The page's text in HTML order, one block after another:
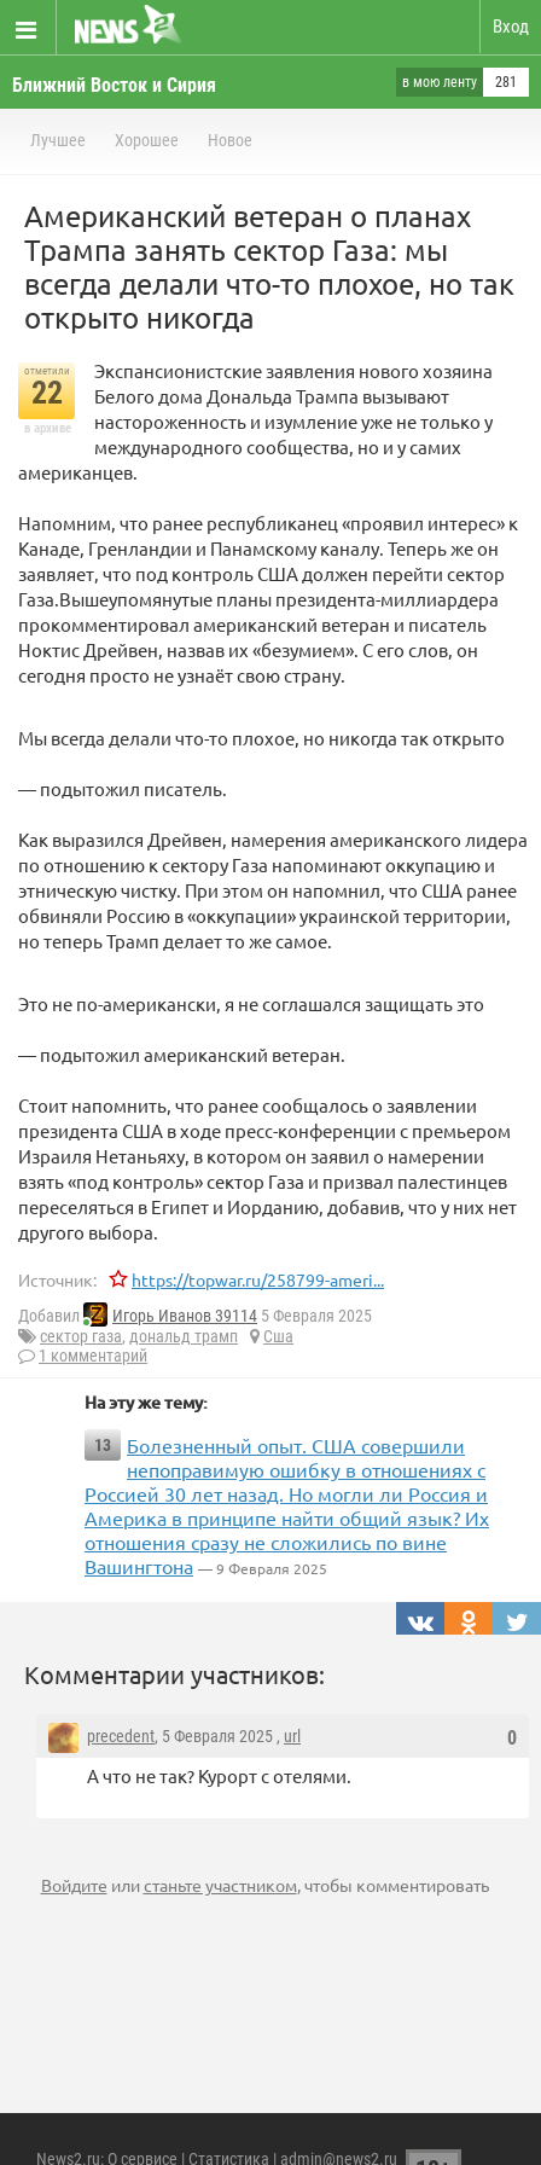
Вход
Ближний Восток и Сирия в мою ленту 281
Лучшее Хорошее Новое
Американский ветеран о планах
Трампа занять сектор Газа: мы
всегда делали что-то плохое, но так
открыто никогда
отметили
22
в архиве
Экспансионистские заявления нового хозяина
Белого дома Дональда Трампа вызывают
настороженность и изумление уже не только у
международного сообщества, но и у самих
американцев.
Напомним, что ранее республиканец «проявил интерес» к
Канаде, Гренландии и Панамскому каналу. Теперь же он
заявляет, что под контроль США должен перейти сектор
Газа.Вышеупомянутые планы президента-миллиардера
прокомментировал американский ветеран и писатель
Ноктис Дрейвен, назвав их «безумием». С его слов, он
сегодня просто не узнаёт свою страну.
Мы всегда делали что-то плохое, но никогда так открыто
— подытожил писатель.
Как выразился Дрейвен, намерения американского лидера
по отношению к сектору Газа напоминают оккупацию и
этническую чистку. При этом он напомнил, что США ранее
обвиняли Россию в «оккупации» украинской территории,
но теперь Трамп делает то же самое.
Это не по-американски, я не соглашался защищать это
— подытожил американский ветеран.
Стоит напомнить, что ранее сообщалось о заявлении
президента США в ходе пресс-конференции с премьером
Израиля Нетаньяху, в котором он заявил о намерении
взять «под контроль» сектор Газа и призвал палестинцев
переселяться в Египет и Иорданию, добавив, что у них нет
другого выбора.
Источник: https://topwar.ru/258799-ameri...
Добавил Игорь Иванов 39114 5 Февраля 2025
сектор газа, дональд трамп
Сша
1 комментарий
На эту же тему:
13
Болезненный опыт. США совершили
непоправимую ошибку в отношениях с
Россией 30 лет назад. Но могли ли Россия и
Америка в принципе найти общий язык? Их
отношения сразу не сложились по вине
Вашингтона — 9 Февраля 2025
Комментарии участников:
0
precedent, 5 Февраля 2025 , url
А что не так? Курорт с отелями.
Войдите илистаньте участником, чтобы комментировать
News2.ru: О сервисе | Статистика | admin@news2.ru